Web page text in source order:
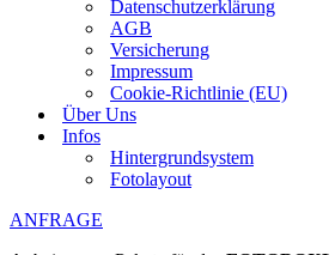
Datenschutzerklärung
AGB
Versicherung
Impressum
Cookie-Richtlinie (EU)
Über Uns
Infos
Hintergrundsystem
Fotolayout
ANFRAGE